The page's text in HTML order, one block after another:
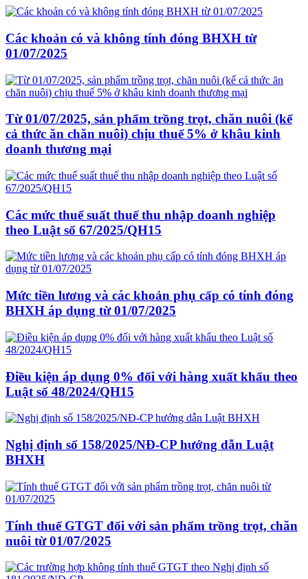
Các khoản có và không tính đóng BHXH từ
01/07/2025
Từ 01/07/2025, sản phẩm trồng trọt, chăn nuôi (kể
cả thức ăn chăn nuôi) chịu thuế 5% ở khâu kinh
doanh thương mại
Các mức thuế suất thuế thu nhập doanh nghiệp
theo Luật số 67/2025/QH15
Mức tiền lương và các khoản phụ cấp có tính đóng
BHXH áp dụng từ 01/07/2025
Điều kiện áp dụng 0% đối với hàng xuất khẩu theo
Luật số 48/2024/QH15
Nghị định số 158/2025/NĐ-CP hướng dẫn Luật
BHXH
Tính thuế GTGT đối với sản phẩm trồng trọt, chăn
nuôi từ 01/07/2025